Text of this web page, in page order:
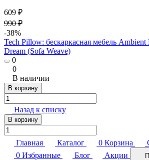
609 ₽
990 ₽
-38%
Tech Pillow: бескаркасная мебель
Dream (Sofa Weave)
0
0
В наличии
В корзину
Назад к списку
В корзину
Главная Каталог 0 Корзина
0 Избранные Блог Акции